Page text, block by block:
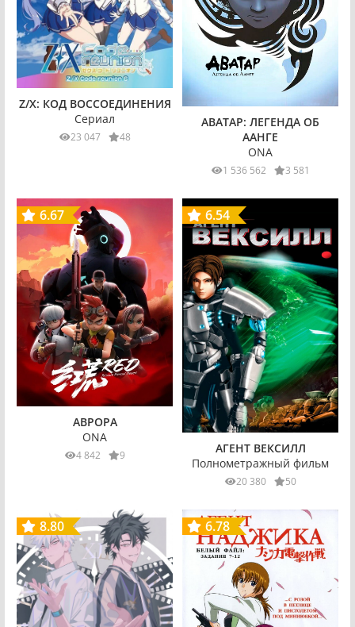
Z/X: КОД ВОССОЕДИНЕНИЯ
Сериал
23 047 48
АВАТАР: ЛЕГЕНДА ОБ
ААНГЕ
ONA
1 536 562 3 581
6.67
АВРОРА
ONA
4 842 9
6.54
АГЕНТ ВЕКСИЛЛ
Полнометражный фильм
20 380 50
8.80 6.78